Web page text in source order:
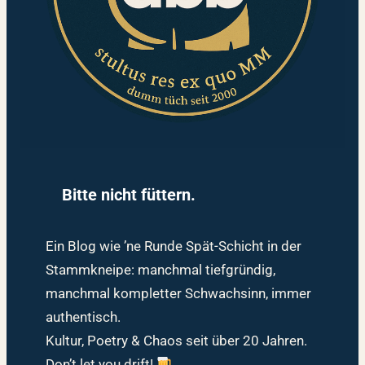
Bitte nicht füttern.
Ein Blog wie ’ne Runde Spät-Schicht in der
Stammkneipe: manchmal tiefgründig,
manchmal kompletter Schwachsinn, immer
authentisch.
Kultur, Poetry & Chaos seit über 20 Jahren.